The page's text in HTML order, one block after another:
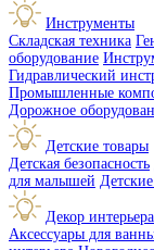
Инструменты
Складская техника
оборудование
Гидравлический
Промышленные
Дорожное
Детские товары
Детская безопасность
для малышей
Декор интерьера
Аксессуары для